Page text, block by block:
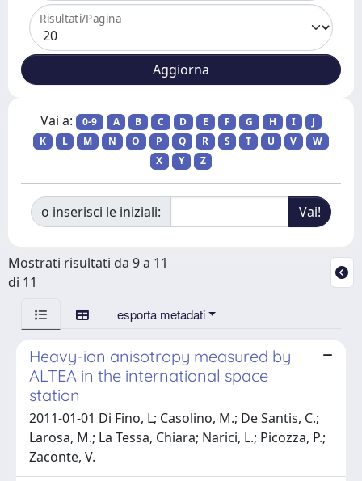
Risultati/Pagina
Vai a: 0-9 A B C D E F G H I
J
K
L M N O P Q R S T U V
W
X
Y Z
o inserisci le iniziali:
Mostrati risultati da 9 a 11
di 11
esporta metadati
Heavy-ion anisotropy measured by
ALTEA in the international space
station
2011-01-01 Di Fino, L; Casolino, M.; De Santis, C.;
Larosa, M.; La Tessa, Chiara; Narici, L.; Picozza, P.;
Zaconte, V.